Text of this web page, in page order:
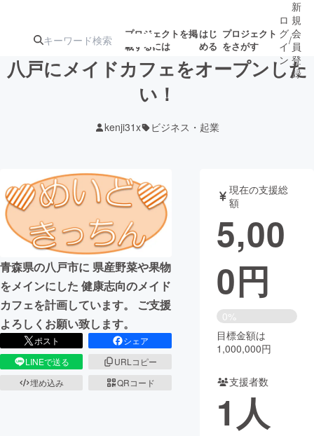
プロジェクトを掲
載するには
はじ
める
プロジェクト
をさがす
ジェクト
募集終了が近いプ
ロジェクト
アート・写真 音楽
テクノロジー・ガジェット ゲーム・サ
映像・映画 書籍・雑誌
ビジネス・起業 チャレンジ
まちづくり・地域活性化
CAMPFIRE for Social Good
CAMPFIRE Creation
コミュニティ
ロ
グ
イ
ン
/
新
規
会
員
登
録
八戸にメイドカフェをオープンした
い！
kenji31x ビジネス・起業
青森県の八戸市に 県産野菜や果物
をメインにした 健康志向のメイド
カフェを計画しています。 ご支援
よろしくお願い致します。
ポスト
シェア
LINEで送る
URLコピー
埋め込み
QRコード
現在の支援総
額
5,00
0円
0%
目標金額は
1,000,000円
支援者数
1人